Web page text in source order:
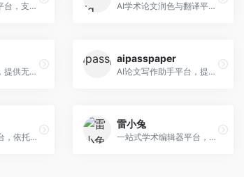
智能AI论文生成平台，支持查重检测。面向高校学生和研究人员，提供论文选题、内容生成、查重修改等一站式服务，学术写作流程完整。 AI学术论文润色与翻译平台。面向国际期刊投稿者，提供论文润色、翻译、格式调整等服务，支持多语言，学术表达专业规范。
AI论文写作平台，提供无限改稿服务。面向高校学生和学术研究者，支持论文选题、大纲生成、内容撰写、查重修改等全流程服务，改稿次数不限，服务质量有保障。
aipasspaper
AI论文写作助手平台，提供智能化的学术写作支持。面向大学生和研究人员，支持多种学科论文生成，提供参考文献管理和格式规范服务，写作效率高。
专业论文写作平台，依托高校学术资源。面向本科生和研究生，提供论文指导、写作辅助、查重检测等服务，学术规范性强，适合追求高质量论文的用户。
雷小兔
一站式学术编辑器平台，覆盖论文写作全流程。面向高校学生和科研人员，提供选题分析、文献检索、论文生成、查重降重等服务，操作流程清晰，学术写作效率显著提升。